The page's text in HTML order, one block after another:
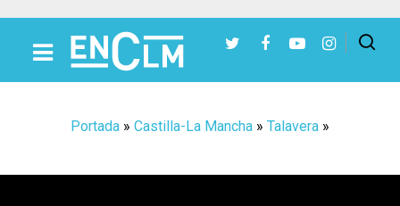
Portada » Castilla-La Mancha » Talavera »